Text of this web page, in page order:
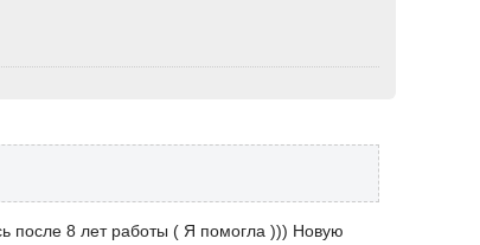
после 8 лет работы ( Я помогла ))) Новую